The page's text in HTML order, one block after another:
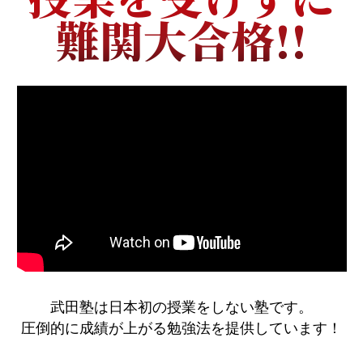
難関大合格!!
武田塾は日本初の授業をしない塾です。
圧倒的に成績が上がる勉強法を提供しています！